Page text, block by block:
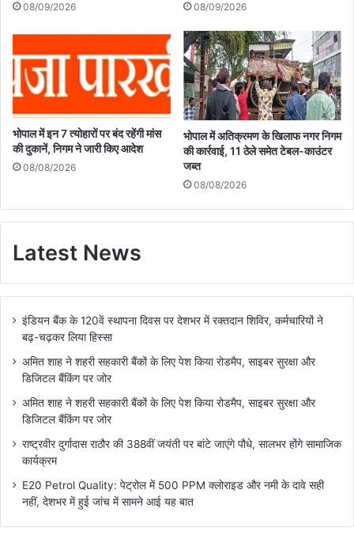
08/09/2026 08/09/2026
भोपाल में इन 7 त्योहारों पर बंद रहेंगी मांस
की दुकानें, निगम ने जारी किए आदेश
08/08/2026
भोपाल में अतिक्रमण के खिलाफ नगर निगम
की कार्रवाई, 11 ठेले समेत टेबल-काउंटर
जब्त
08/08/2026
Latest News
इंडियन बैंक के 120वें स्थापना दिवस पर देशभर में रक्तदान शिविर, कर्मचारियों ने
बढ़-चढ़कर लिया हिस्सा
अमित शाह ने शहरी सहकारी बैंकों के लिए पेश किया रोडमैप, साइबर सुरक्षा और
डिजिटल बैंकिंग पर जोर
अमित शाह ने शहरी सहकारी बैंकों के लिए पेश किया रोडमैप, साइबर सुरक्षा और
डिजिटल बैंकिंग पर जोर
राष्ट्रवीर दुर्गादास राठौर की 388वीं जयंती पर बांटे जाएंगे पौधे, सालभर होंगे सामाजिक
कार्यक्रम
E20 Petrol Quality: पेट्रोल में 500 PPM क्लोराइड और नमी के दावे सही
नहीं, देशभर में हुई जांच में सामने आई यह बात